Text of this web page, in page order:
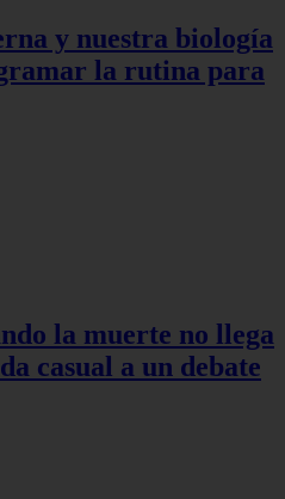
y nuestra biología
la rutina para
la muerte no llega
casual a un debate